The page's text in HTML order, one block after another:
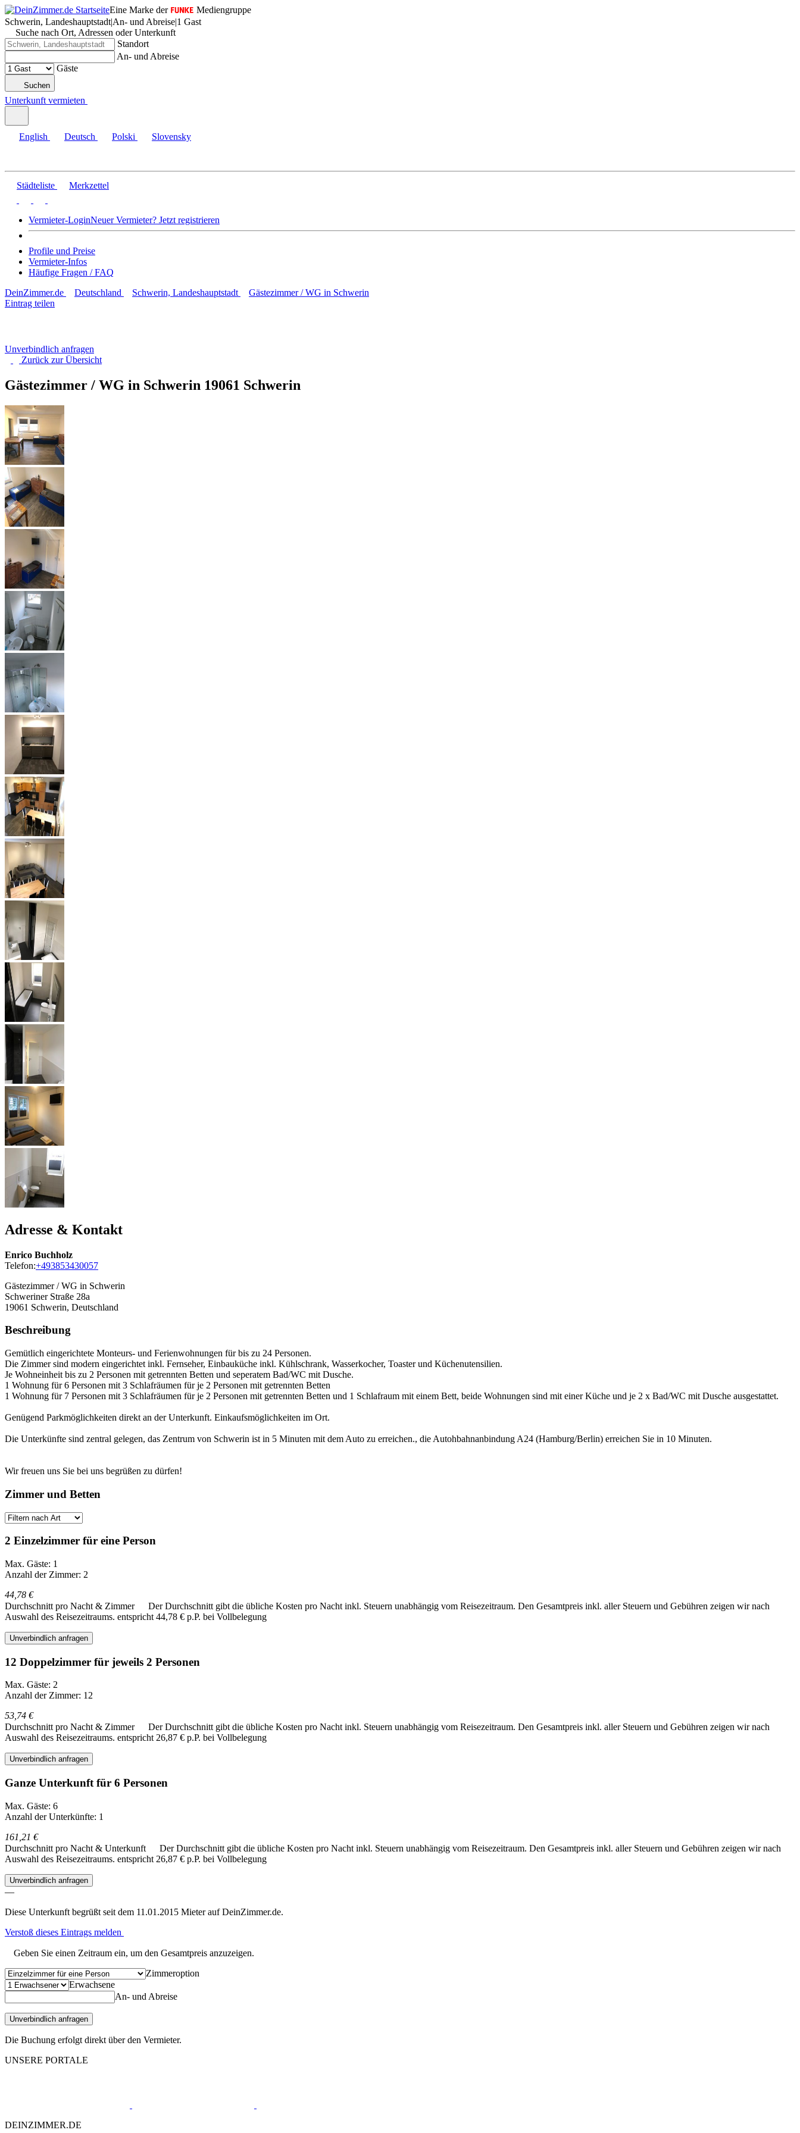
Eine Marke der
Mediengruppe
Schwerin, Landeshauptstadt|An- und Abreise|1 Gast
Suche nach Ort, Adressen oder Unterkunft
Standort
An- und Abreise
Gäste
Suchen
Unterkunft vermieten
English Deutsch Polski Slovensky
Städteliste Merkzettel
Vermieter-LoginNeuer Vermieter? Jetzt registrieren
Profile und Preise
Vermieter-Infos
Häufige Fragen / FAQ
DeinZimmer.de
Deutschland Schwerin, Landeshauptstadt
Gästezimmer / WG in Schwerin
Eintrag teilen
Unverbindlich anfragen
Zurück zurÜbersicht
Gästezimmer / WG in Schwerin 19061 Schwerin
Adresse & Kontakt
Enrico Buchholz
Telefon:+493853430057
Gästezimmer / WG in Schwerin
Schweriner Straße 28a
19061 Schwerin, Deutschland
Beschreibung
Gemütlich eingerichtete Monteurs- und Ferienwohnungen für bis zu 24 Personen.
Die Zimmer sind modern eingerichtet inkl. Fernseher, Einbauküche inkl. Kühlschrank, Wasserkocher, Toaster und Küchenutensilien.
Je Wohneinheit bis zu 2 Personen mit getrennten Betten und seperatem Bad/WC mit Dusche.
1 Wohnung für 6 Personen mit 3 Schlafräumen für je 2 Personen mit getrennten Betten
1 Wohnung für 7 Personen mit 3 Schlafräumen für je 2 Personen mit getrennten Betten und 1 Schlafraum mit einem Bett, beide Wohnungen sind mit einer Küche und je 2 x Bad/WC mit Dusche ausgestattet.
Genügend Parkmöglichkeiten direkt an der Unterkunft. Einkaufsmöglichkeiten im Ort.
Die Unterkünfte sind zentral gelegen, das Zentrum von Schwerin ist in 5 Minuten mit dem Auto zu erreichen., die Autohbahnanbindung A24 (Hamburg/Berlin) erreichen Sie in 10 Minuten.
Wir freuen uns Sie bei uns begrüßen zu dürfen!
Zimmer und Betten
2 Einzelzimmer für eine Person
Max. Gäste: 1
Anzahl der Zimmer: 2
44,78 €
Durchschnitt pro Nacht & Zimmer
Der Durchschnitt gibt die übliche Kosten pro Nacht inkl. Steuern unabhängig vom Reisezeitraum. Den Gesamtpreis inkl. aller Steuern und Gebühren zeigen wir nach
Auswahl des Reisezeitraums. entspricht 44,78 € p.P. bei Vollbelegung
Unverbindlich anfragen
12 Doppelzimmer für jeweils 2 Personen
Max. Gäste: 2
Anzahl der Zimmer: 12
53,74 €
Durchschnitt pro Nacht & Zimmer
Der Durchschnitt gibt die übliche Kosten pro Nacht inkl. Steuern unabhängig vom Reisezeitraum. Den Gesamtpreis inkl. aller Steuern und Gebühren zeigen wir nach
Auswahl des Reisezeitraums. entspricht 26,87 € p.P. bei Vollbelegung
Unverbindlich anfragen
Ganze Unterkunft für 6 Personen
Max. Gäste: 6
Anzahl der Unterkünfte: 1
161,21 €
Durchschnitt pro Nacht & Unterkunft
Der Durchschnitt gibt die übliche Kosten pro Nacht inkl. Steuern unabhängig vom Reisezeitraum. Den Gesamtpreis inkl. aller Steuern und Gebühren zeigen wir nach
Auswahl des Reisezeitraums. entspricht 26,87 € p.P. bei Vollbelegung
Unverbindlich anfragen
—
Diese Unterkunft begrüßt seit dem 11.01.2015 Mieter auf DeinZimmer.de.
Verstoß dieses Eintrags melden
Geben Sie einen Zeitraum ein, um den Gesamtpreis anzuzeigen.
Zimmeroption
Erwachsene
An- und Abreise
Unverbindlich anfragen
Die Buchung erfolgt direkt über den Vermieter.
UNSERE PORTALE
DEINZIMMER.DE